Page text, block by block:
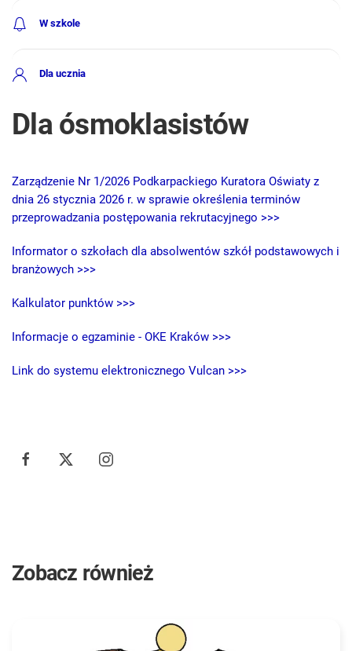
W szkole
Dla ucznia
Dla ósmoklasistów
Zarządzenie Nr 1/2026 Podkarpackiego Kuratora Oświaty z
dnia 26 stycznia 2026 r. w sprawie określenia terminów
przeprowadzania postępowania rekrutacyjnego >>>
Informator o szkołach dla absolwentów szkół podstawowych i
branżowych >>>
Kalkulator punktów >>>
Informacje o egzaminie - OKE Kraków >>>
Link do systemu elektronicznego Vulcan >>>
Zobacz również